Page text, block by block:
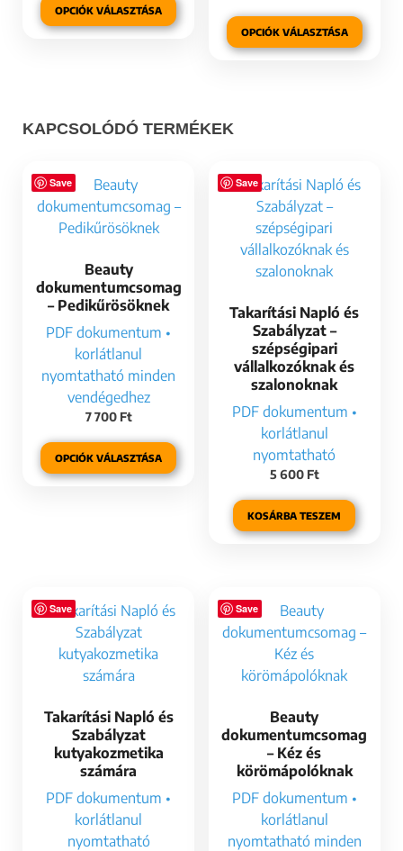
OPCIÓK VÁLASZTÁSA
OPCIÓK VÁLASZTÁSA
KAPCSOLÓDÓ TERMÉKEK
Save
Beauty
dokumentumcsomag
– Pedikűrösöknek
PDF dokumentum •
korlátlanul
nyomtatható minden
vendégedhez
7 700 Ft
OPCIÓK VÁLASZTÁSA
Save
Takarítási Napló és
Szabályzat –
szépségipari
vállalkozóknak és
szalonoknak
PDF dokumentum •
korlátlanul
nyomtatható
5 600 Ft
KOSÁRBA TESZEM
Save
Takarítási Napló és
Szabályzat
kutyakozmetika
számára
PDF dokumentum •
korlátlanul
nyomtatható
Save
Beauty
dokumentumcsomag
– Kéz és
körömápolóknak
PDF dokumentum •
korlátlanul
nyomtatható minden